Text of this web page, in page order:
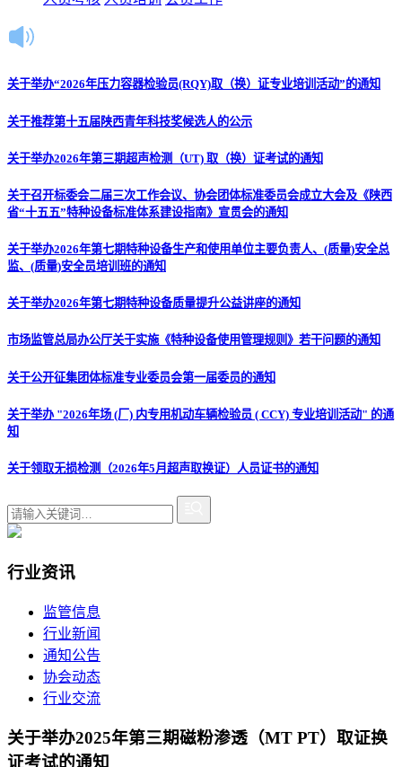
关于举办“2026年压力容器检验员(RQY)取（换）证专业培训活动”的通知
关于推荐第十五届陕西青年科技奖候选人的公示
关于举办2026年第三期超声检测（UT) 取（换）证考试的通知
关于召开标委会二届三次工作会议、协会团体标准委员会成立大会及《陕西
省“十五五”特种设备标准体系建设指南》宣贯会的通知
关于举办2026年第七期特种设备生产和使用单位主要负责人、(质量)安全总
监、(质量)安全员培训班的通知
关于举办2026年第七期特种设备质量提升公益讲座的通知
市场监管总局办公厅关于实施《特种设备使用管理规则》若干问题的通知
关于公开征集团体标准专业委员会第一届委员的通知
关于举办 "2026年场 (厂) 内专用机动车辆检验员 ( CCY) 专业培训活动" 的通
知
关于领取无损检测（2026年5月超声取换证）人员证书的通知
行业资讯
监管信息
行业新闻
通知公告
协会动态
行业交流
关于举办2025年第三期磁粉渗透（MT PT）取证换
证考试的通知